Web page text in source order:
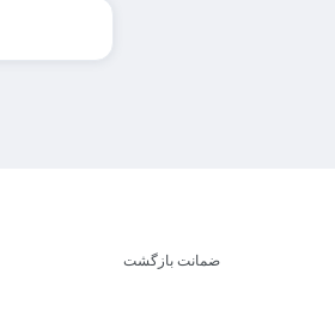
ضمانت بازگشت